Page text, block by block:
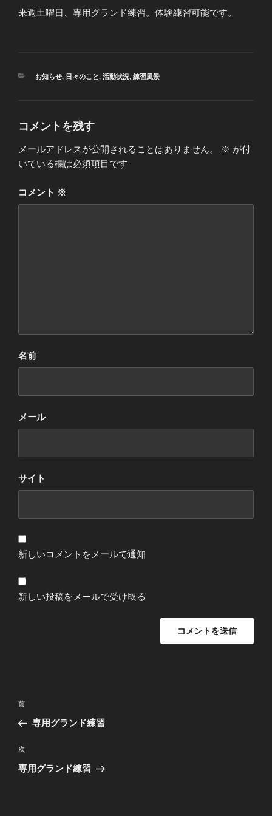
来週土曜日、専用グランド練習。体験練習可能です。
カ
お知らせ, 日々のこと, 活動状況, 練習風景
コメントを残す
メールアドレスが公開されることはありません。 ※ が付
いている欄は必須項目です
コメント ※
名前
メール
サイト
新しいコメントをメールで通知
新しい投稿をメールで受け取る
投
ナ
ビ
ゲ
過
去
投
稿
前
専用グランド練習
次
の
次
専用グランド練習